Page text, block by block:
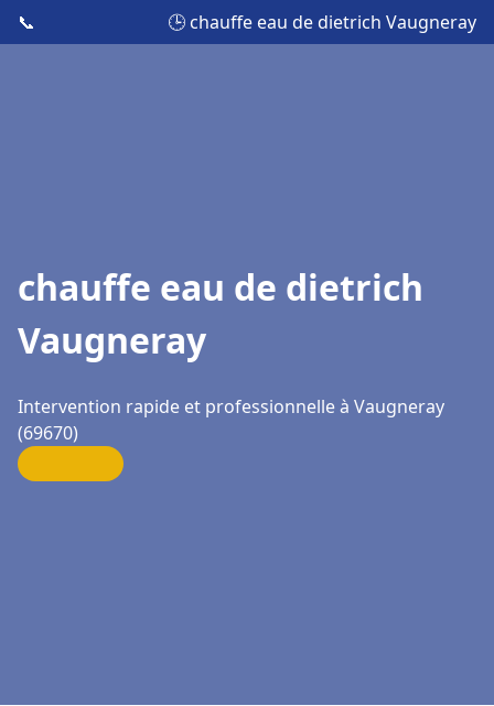
📞 🕒 chauffe eau de dietrich Vaugneray
chauffe eau de dietrich
Vaugneray
Intervention rapide et professionnelle à Vaugneray
(69670)